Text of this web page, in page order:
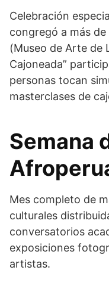
Celebración
congregó a más
(Museo de Arte de
Cajoneada”
personas tocan
masterclases de
Semana
Mes completo de
culturales
conversatorios
exposiciones
artistas.